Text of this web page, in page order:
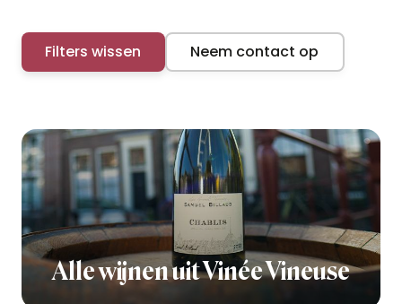
Filters wissen Neem contact op
Alle wijnen uit Vinée Vineuse